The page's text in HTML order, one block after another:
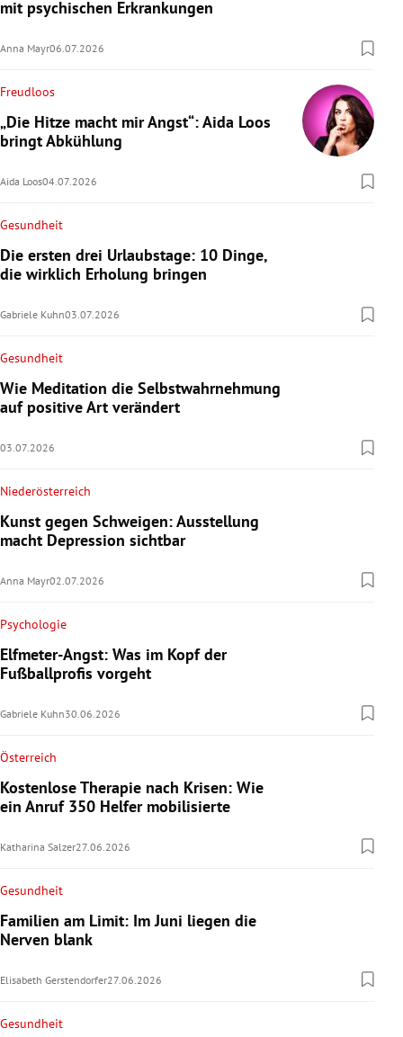
mit psychischen Erkrankungen
Anna Mayr06.07.2026
Freudloos
„Die Hitze macht mir Angst“: Aida Loos
bringt Abkühlung
Aida Loos04.07.2026
Gesundheit
Die ersten drei Urlaubstage: 10 Dinge,
die wirklich Erholung bringen
Gabriele Kuhn03.07.2026
Gesundheit
Wie Meditation die Selbstwahrnehmung
auf positive Art verändert
03.07.2026
Niederösterreich
Kunst gegen Schweigen: Ausstellung
macht Depression sichtbar
Anna Mayr02.07.2026
Psychologie
Elfmeter-Angst: Was im Kopf der
Fußballprofis vorgeht
Gabriele Kuhn30.06.2026
Österreich
Kostenlose Therapie nach Krisen: Wie
ein Anruf 350 Helfer mobilisierte
Katharina Salzer27.06.2026
Gesundheit
Familien am Limit: Im Juni liegen die
Nerven blank
Elisabeth Gerstendorfer27.06.2026
Gesundheit